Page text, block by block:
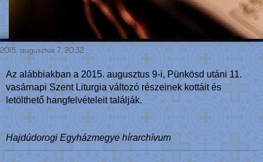
2015. augusztus 7. 20:32
Az alábbiakban a 2015. augusztus 9-i, Pünkösd utáni 11.
vasárnapi Szent Liturgia változó részeinek kottáit és
letölthető hangfelvételeit találják.
Hajdúdorogi Egyházmegye hírarchívum